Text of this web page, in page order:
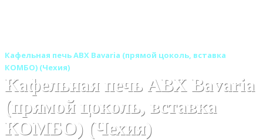
Кафельная печь ABX Bavaria (прямой цоколь, вставка
КОМБО) (Чехия)
Кафельная печь ABX Bavaria
(прямой цоколь, вставка
КОМБО) (Чехия)